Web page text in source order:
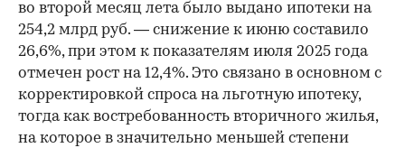
во второй месяц лета было выдано ипотеки на
254,2 млрд руб. — снижение к июню составило
26,6%, при этом к показателям июля 2025 года
отмечен рост на 12,4%. Это связано в основном с
корректировкой спроса на льготную ипотеку,
тогда как востребованность вторичного жилья,
на которое в значительно меньшей степени